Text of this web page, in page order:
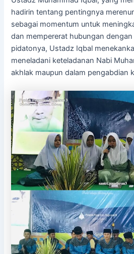
hadirin tentang pentingnya
sebagai momentum untuk
dan mempererat hubungan dengan
pidatonya, Ustadz Iqbal
meneladani keteladanan Nabi
akhlak maupun dalam pengabdian